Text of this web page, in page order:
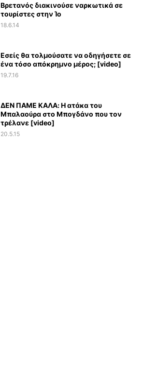
Βρετανός διακινούσε ναρκωτικά σε
τουρίστες στην Ίο
18.6.14
Εσείς θα τολμούσατε να οδηγήσετε σε
ένα τόσο απόκρημνο μέρος; [video]
19.7.16
ΔΕΝ ΠΑΜΕ ΚΑΛΑ: Η ατάκα του
Μπαλαούρα στο Μπογδάνο που τον
τρέλανε [video]
20.5.15